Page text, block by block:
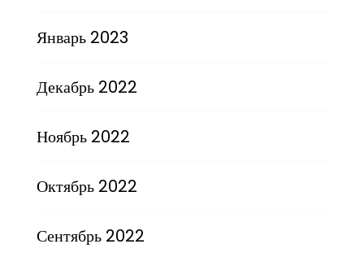
Январь 2023
Декабрь 2022
Ноябрь 2022
Октябрь 2022
Сентябрь 2022